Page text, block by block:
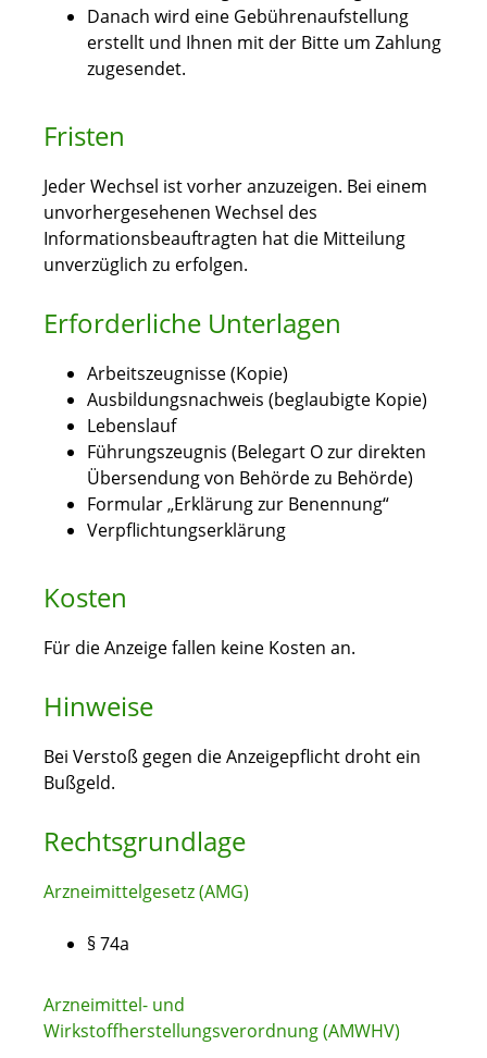
Danach wird eine Gebührenaufstellung
erstellt und Ihnen mit der Bitte um Zahlung
zugesendet.
Fristen
Jeder Wechsel ist vorher anzuzeigen. Bei einem
unvorhergesehenen Wechsel des
Informationsbeauftragten hat die Mitteilung
unverzüglich zu erfolgen.
Erforderliche Unterlagen
Arbeitszeugnisse (Kopie)
Ausbildungsnachweis (beglaubigte Kopie)
Lebenslauf
Führungszeugnis (Belegart O zur direkten
Übersendung von Behörde zu Behörde)
Formular „Erklärung zur Benennung“
Verpflichtungserklärung
Kosten
Für die Anzeige fallen keine Kosten an.
Hinweise
Bei Verstoß gegen die Anzeigepflicht droht ein
Bußgeld.
Rechtsgrundlage
Arzneimittelgesetz (AMG)
§ 74a
Arzneimittel- und
Wirkstoffherstellungsverordnung (AMWHV)